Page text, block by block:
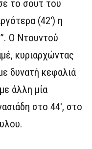
το σουτ του
(42′) η
Ο Ντουντού
κυριαρχώντας
δυνατή κεφαλιά
άλλη μία
στο 44′, στο